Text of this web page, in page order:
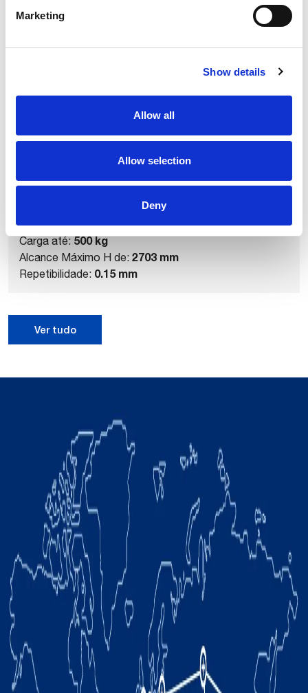
Marketing
Show details
Allow all
Allow selection
Deny
Produtos relacionados
Carga até:500 kg
Alcance Máximo H de: 2703 mm
Repetibilidade: 0.15 mm
Ver tudo